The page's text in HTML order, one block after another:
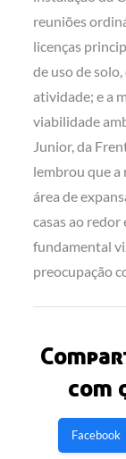
reuniões
licenças
de uso de
atividade; e a
viabilidade
Junior, da
lembrou que a
área de
casas ao redor
fundamental
preocupação
com
Facebook